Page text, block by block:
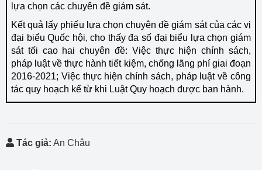
lựa chọn các chuyên đề giám sát.
Kết quả lấy phiếu lựa chọn chuyên đề giám sát của các vị
đại biểu Quốc hội, cho thấy đa số đại biểu lựa chọn giám
sát tối cao hai chuyên đề: Việc thực hiện chính sách,
pháp luật về thực hành tiết kiệm, chống lãng phí giai đoạn
2016-2021; Việc thực hiện chính sách, pháp luật về công
tác quy hoạch kể từ khi Luật Quy hoạch được ban hành.
Tác giả: An Châu